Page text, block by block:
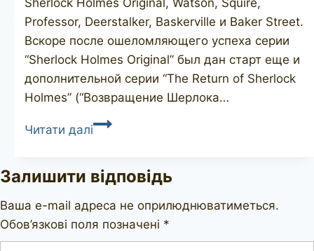
Professor, Deerstalker, Baskerville и Baker Street.
Вскоре после ошеломляющего успеха серии
“Sherlock Holmes Original” был дан старт еще и
дополнительной серии “The Return of Sherlock
Holmes” (“Возвращение Шерлока…
Читати даліPETERSON
Watson
Залишити відповідь
Ваша e-mail адреса не оприлюднюватиметься.
Обов’язкові поля позначені *